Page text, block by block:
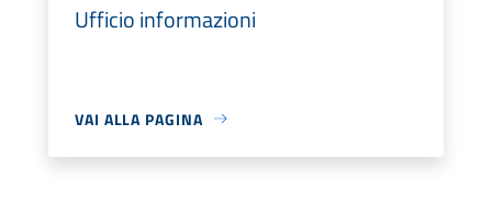
Ufficio informazioni
VAI ALLA PAGINA